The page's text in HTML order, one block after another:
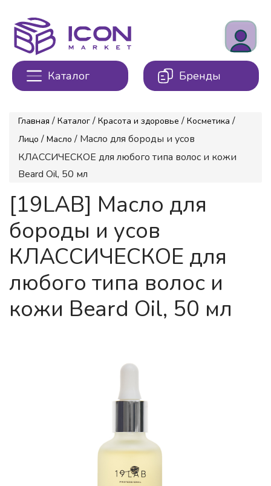
Каталог Бренды
Главная / Каталог / Красота и здоровье / Косметика /
Лицо / Масло / Масло для бороды и усов
КЛАССИЧЕСКОЕ для любого типа волос и кожи
Beard Oil, 50 мл
[19LAB] Масло для
бороды и усов
КЛАССИЧЕСКОЕ для
любого типа волос и
кожи Beard Oil, 50 мл